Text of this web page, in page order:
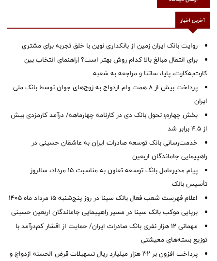
آخرین اخبار
روایت بانک ایران زمین از بانکداری نوین با خلق تجربه برای مشتری
برای انتقال مبالغ بالا کدام روش بهتر است؟ |راهنمای انتخاب بین
کارت‌به‌کارت، پایا، ساتنا و مراجعه به شعبه
پرداخت بیش از ۸ همت وام ازدواج به زوج‌های جوان توسط بانک ملی
ایران
بخش چهارم؛ تحول بانک دی در کارنامه چهارماهه/ درآمد کارمزدی بیش
از ۴.۵ برابر شد
خدمت‌رسانی بانک توسعه صادرات ایران به عاشقان حسینی در
راهپیمایی جاماندگان اربعین
پیام مدیرعامل بانک توسعه تعاون به مناسبت 15 مرداد، سالروز
تأسیس بانک
اعلام فهرست شعب فعال بانک سینا در روز پنج‌شنبه 15 مرداد ماه 1405
برپایی موکب بانک سینا در مسیر راهپیمایی جاماندگان اربعین حسینی
مهمانی ۱۲ هزار نفری بانک صادرات ایران/ حمایت از اقشار کم‌درآمد با
توزیع بسته‌های معیشتی
پرداخت افزون بر 32 هزار میلیارد ریال تسهیلات قرض الحسنه ازدواج و